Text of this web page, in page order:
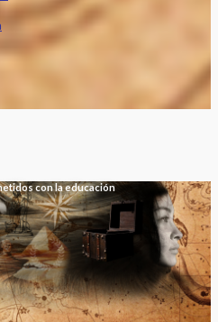
con la educación